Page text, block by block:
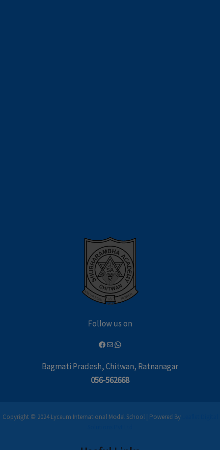
Follow us on
Bagmati Pradesh, Chitwan, Ratnanagar
056-562668
Copyright © 2024 Lyceum International Model School | Powered By